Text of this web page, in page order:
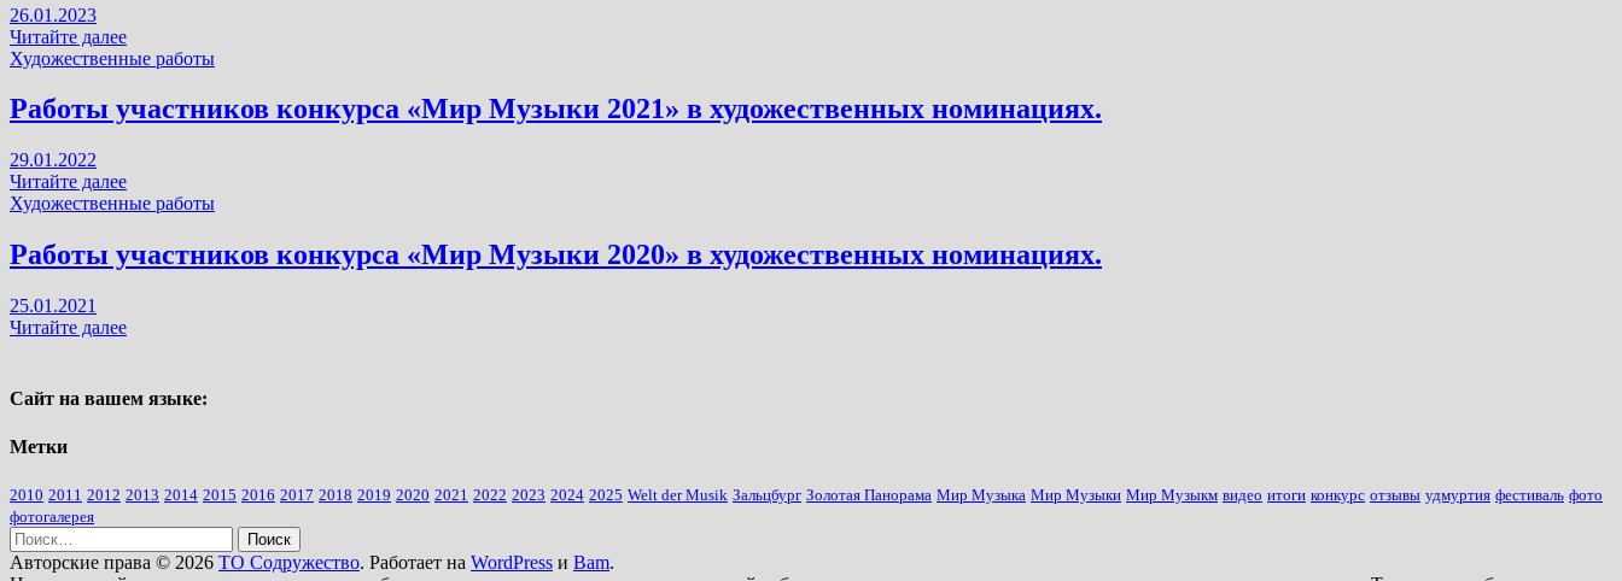
в
художественных
номинациях.
26.01.2023
Работы
участников
«Мир
Музыки
в
художественных
номинациях.
Читайте далее
Художественные работы
Работы участников конкурса «Мир Музыки 2021» в художественных номинациях.
29.01.2022
Работы
участников
«Мир
Музыки
в
художественных
Читайте далее
Художественные работы
Работы участников конкурса «Мир Музыки 2020» в художественных номинациях.
25.01.2021
Работы
«Мир
в
номинациях.
Читайте далее
Сайт на вашем языке:
Метки
2010 2011 2012 2013 2014 2015 2016 2017 2018 2019 2020 2021 2022 2023 2024 2025 Welt der Musik Зальцбург Золотая Панорама Мир Музыка Мир Музыки Мир Музыкм видео итоги конкурс отзывы удмуртия фестиваль фото
фотогалерея
Найти:
Авторские права © 2026 ТО Содружество. Работает на WordPress и Bam.